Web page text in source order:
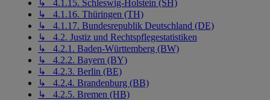
↳ 4.1.15. Schleswig-Holstein (SH)
↳ 4.1.16. Thüringen (TH)
↳ 4.1.17. Bundesrepublik Deutschland (DE)
↳ 4.2. Justiz und Rechtspflegestatistiken
↳ 4.2.1. Baden-Württemberg (BW)
↳ 4.2.2. Bayern (BY)
↳ 4.2.3. Berlin (BE)
↳ 4.2.4. Brandenburg (BB)
↳ 4.2.5. Bremen (HB)